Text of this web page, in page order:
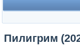
Пилигрим